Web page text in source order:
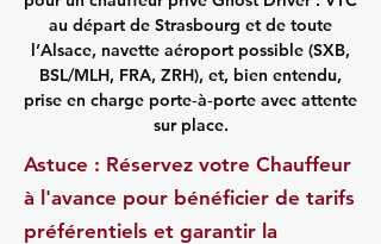
au départ de Strasbourg et de toute
l’Alsace, navette aéroport possible (SXB,
BSL/MLH, FRA, ZRH), et, bien entendu,
prise en charge porte‑à‑porte avec attente
sur place.
Astuce : Réservez votre Chauffeur
à l'avance pour bénéficier de tarifs
préférentiels et garantir la